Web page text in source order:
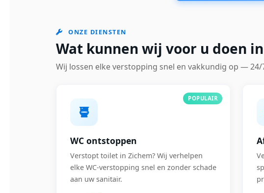
ONZE DIENSTEN
Wat kunnen wij voor u doen
Wij lossen elke verstopping snel en vakkundig op — 24/
POPULAIR
WC ontstoppen
Verstopt toilet in Zichem? Wij verhelpen
elke WC-verstopping snel en zonder schade
aan uw sanitair.